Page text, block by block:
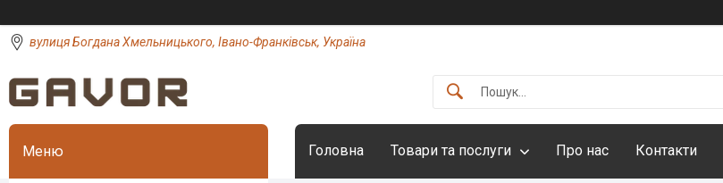
вулиця Богдана Хмельницького, Івано-Франківськ, Україна
Головна Товари та послуги Про нас Контакти